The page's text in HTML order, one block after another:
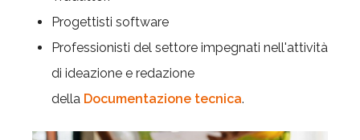
Progettisti software
Professionisti del settore impegnati nell'attività
di ideazione e redazione
della Documentazione tecnica.